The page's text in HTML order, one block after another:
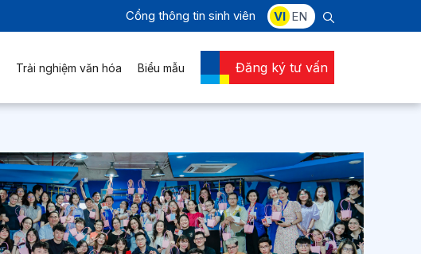
Cổng thông tin sinh viên VI EN
Trải nghiệm văn hóa Biểu mẫu Đăng ký tư vấn